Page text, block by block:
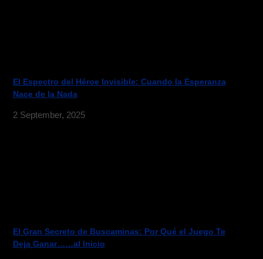
El Espectro del Héroe Invisible: Cuando la Esperanza
Nace de la Nada
2 September, 2025
El Gran Secreto de Buscaminas: Por Qué el Juego Te
Deja Ganar……al Inicio